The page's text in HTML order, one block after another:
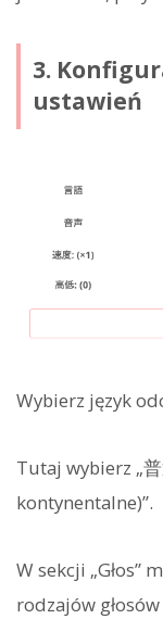
3.
ustawień
Wybierz język
Tutaj wybierz „
kontynentalne)”.
W sekcji „Głos”
rodzajów